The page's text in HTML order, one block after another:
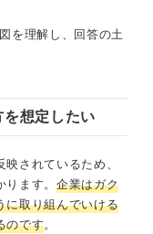
を理解し、回答の土
を想定したい
されているため、
ます。 企業はガク
に取り組んでいける
のです。